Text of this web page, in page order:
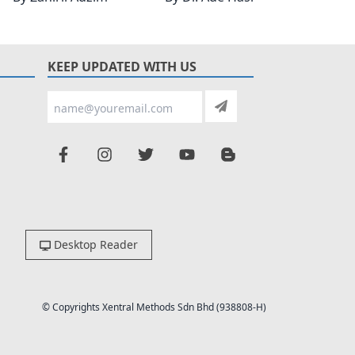
KEEP UPDATED WITH US
Desktop Reader
© Copyrights Xentral Methods Sdn Bhd (938808-H)